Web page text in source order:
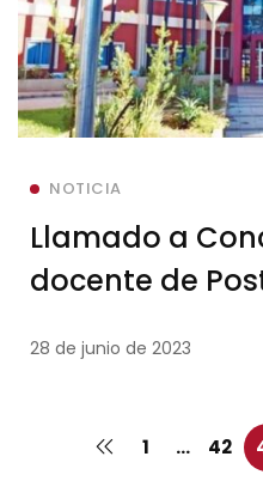
NOTICIA
Llamado a
docente de
28 de junio de 2023
1 … 42